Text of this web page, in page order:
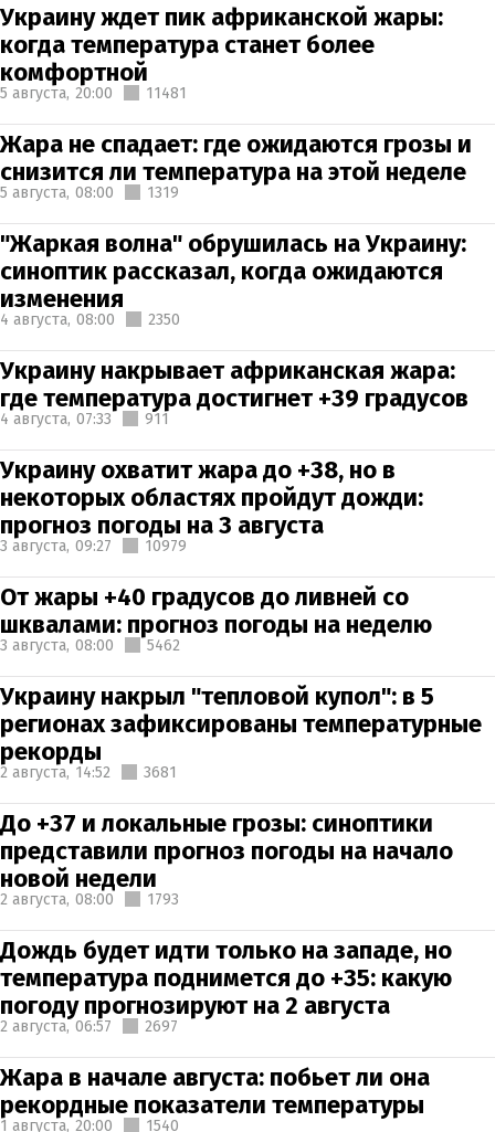
Украину ждет пик африканской жары:
когда температура станет более
комфортной
5 августа, 20:00 11481
Жара не спадает: где ожидаются грозы и
снизится ли температура на этой неделе
5 августа, 08:00 1319
"Жаркая волна" обрушилась на Украину:
синоптик рассказал, когда ожидаются
изменения
4 августа, 08:00 2350
Украину накрывает африканская жара:
где температура достигнет +39 градусов
4 августа, 07:33 911
Украину охватит жара до +38, но в
некоторых областях пройдут дожди:
прогноз погоды на 3 августа
3 августа, 09:27 10979
От жары +40 градусов до ливней со
шквалами: прогноз погоды на неделю
3 августа, 08:00 5462
Украину накрыл "тепловой купол": в 5
регионах зафиксированы температурные
рекорды
2 августа, 14:52 3681
До +37 и локальные грозы: синоптики
представили прогноз погоды на начало
новой недели
2 августа, 08:00 1793
Дождь будет идти только на западе, но
температура поднимется до +35: какую
погоду прогнозируют на 2 августа
2 августа, 06:57 2697
Жара в начале августа: побьет ли она
рекордные показатели температуры
1 августа, 20:00 1540